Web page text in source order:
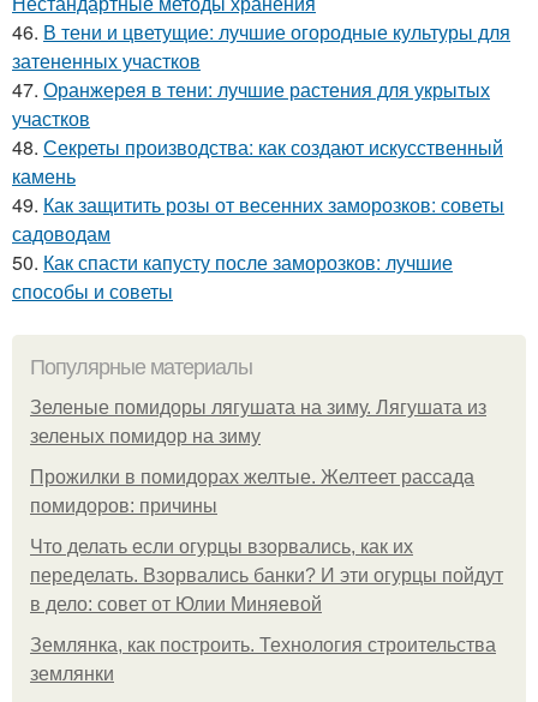
46. В тени и цветущие: лучшие огородные культуры для
затененных участков
47. Оранжерея в тени: лучшие растения для укрытых
участков
48. Секреты производства: как создают искусственный
камень
49. Как защитить розы от весенних заморозков: советы
садоводам
50. Как спасти капусту после заморозков: лучшие
способы и советы
Популярные материалы
Зеленые помидоры лягушата на зиму. Лягушата из
зеленых помидор на зиму
Прожилки в помидорах желтые. Желтеет рассада
помидоров: причины
Что делать если огурцы взорвались, как их
переделать. Взорвались банки? И эти огурцы пойдут
в дело: совет от Юлии Миняевой
Землянка, как построить. Технология строительства
землянки